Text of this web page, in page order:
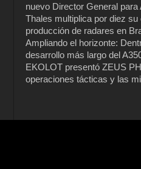
nuevo Director General para
Thales multiplica por diez su
producción de radares en
Ampliando el horizonte:
desarrollo más largo del
EKOLOT presentó ZEUS
operaciones tácticas y las